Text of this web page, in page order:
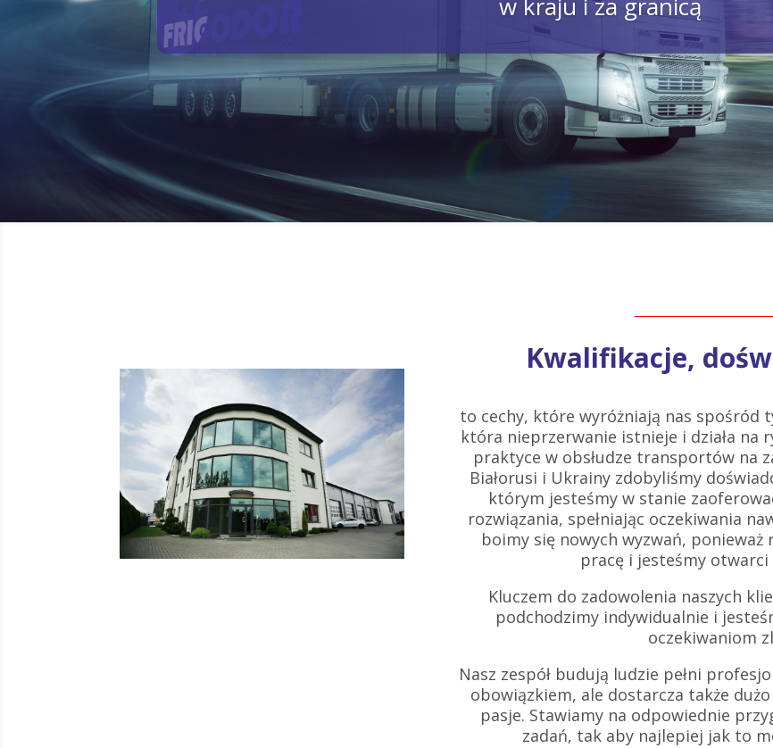
Kwalifikacje,
to cechy, które wyróżniają nas spośród
która nieprzerwanie istnieje i działa na
praktyce w obsłudze transportów na
Białorusi i Ukrainy zdobyliśmy
którym jesteśmy w stanie
rozwiązania, spełniając oczekiwania
boimy się nowych wyzwań,
pracę i jesteśmy otwarci
Kluczem do zadowolenia naszych
podchodzimy indywidualnie i
oczekiwaniom
Nasz zespół budują ludzie pełni
obowiązkiem, ale dostarcza także
pasje. Stawiamy na odpowiednie
zadań, tak aby najlepiej jak to